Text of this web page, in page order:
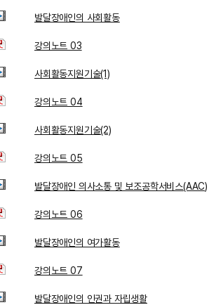
발달장애인의 사회활동
강의노트 03
사회활동지원기술(1)
강의노트 04
사회활동지원기술(2)
강의노트 05
발달장애인 의사소통 및 보조공학서비스(AAC)
강의노트 06
발달장애인의 여가활동
강의노트 07
발달장애인의 인권과 자립생활